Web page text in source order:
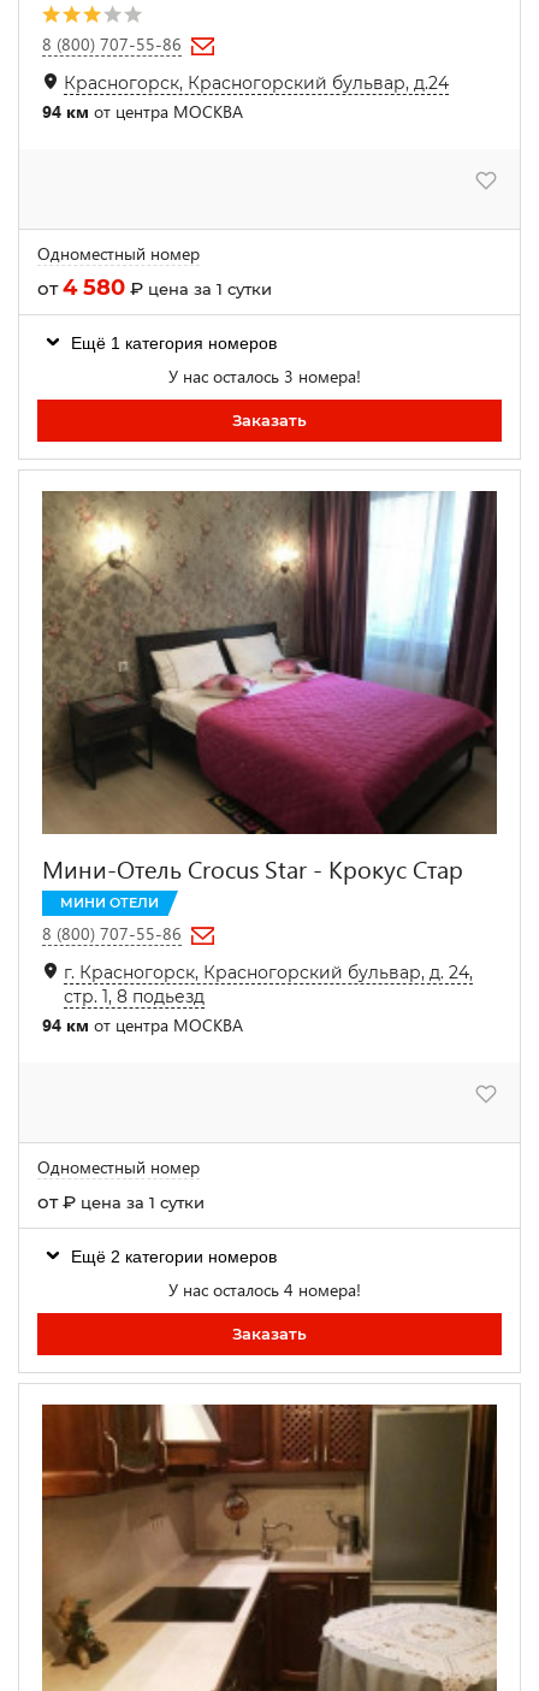
8 (800) 707-55-86
Красногорск, Красногорский бульвар, д.24
94 км от центра МОСКВА
Одноместный номер
от4 580 ₽ цена за 1 сутки
Ещё 1 категория номеров
У нас осталось 3 номера!
Заказать
Мини-Отель Crocus Star - Крокус Стар
МИНИ ОТЕЛИ
8 (800) 707-55-86
г. Красногорск, Красногорский бульвар, д. 24,
стр. 1, 8 подьезд
94 км от центра МОСКВА
Одноместный номер
от₽ цена за 1 сутки
Ещё 2 категории номеров
У нас осталось 4 номера!
Заказать